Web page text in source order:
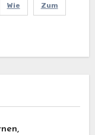
Wie Zum